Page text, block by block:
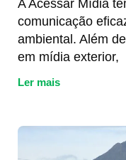
A Acessar Mídia
comunicação
ambiental. Além
em mídia exterior,
Ler mais